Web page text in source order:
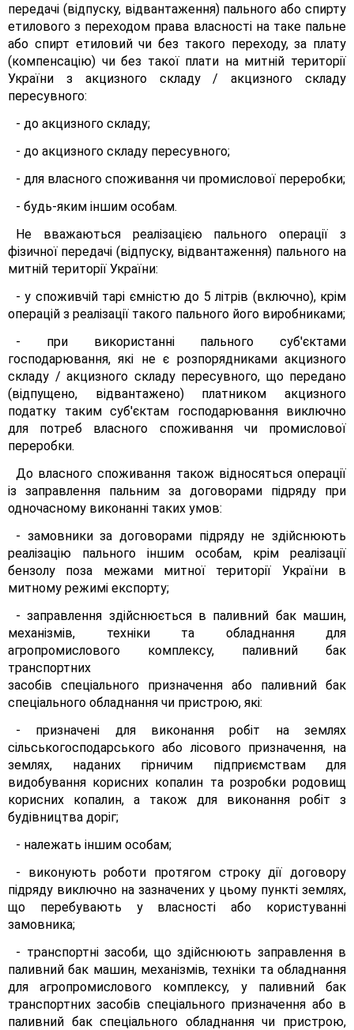
передачі (відпуску, відвантаження) пального або спирту
етилового з переходом права власності на таке пальне
або спирт етиловий чи без такого переходу, за плату
(компенсацію) чи без такої плати на митній території
України з акцизного складу / акцизного складу
пересувного:
- до акцизного складу;
- до акцизного складу пересувного;
- для власного споживання чи промислової переробки;
- будь-яким іншим особам.
Не вважаються реалізацією пального операції з
фізичної передачі (відпуску, відвантаження) пального на
митній території України:
- у споживчій тарі ємністю до 5 літрів (включно), крім
операцій з реалізації такого пального його виробниками;
- при використанні пального суб'єктами
господарювання, які не є розпорядниками акцизного
складу / акцизного складу пересувного, що передано
(відпущено, відвантажено) платником акцизного
податку таким суб'єктам господарювання виключно
для потреб власного споживання чи промислової
переробки.
До власного споживання також відносяться операції
із заправлення пальним за договорами підряду при
одночасному виконанні таких умов:
- замовники за договорами підряду не здійснюють
реалізацію пального іншим особам, крім реалізації
бензолу поза межами митної території України в
митному режимі експорту;
- заправлення здійснюється в паливний бак машин,
механізмів, техніки та обладнання для
агропромислового комплексу, паливний бак
транспортних
засобів спеціального призначення або паливний бак
спеціального обладнання чи пристрою, які:
- призначені для виконання робіт на землях
сільськогосподарського або лісового призначення, на
землях, наданих гірничим підприємствам для
видобування корисних копалин та розробки родовищ
корисних копалин, а також для виконання робіт з
будівництва доріг;
- належать іншим особам;
- виконують роботи протягом строку дії договору
підряду виключно на зазначених у цьому пункті землях,
що перебувають у власності або користуванні
замовника;
- транспортні засоби, що здійснюють заправлення в
паливний бак машин, механізмів, техніки та обладнання
для агропромислового комплексу, у паливний бак
транспортних засобів спеціального призначення або в
паливний бак спеціального обладнання чи пристрою,